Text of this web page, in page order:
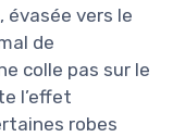
évasée vers le
de
colle pas sur le
l’effet
robes